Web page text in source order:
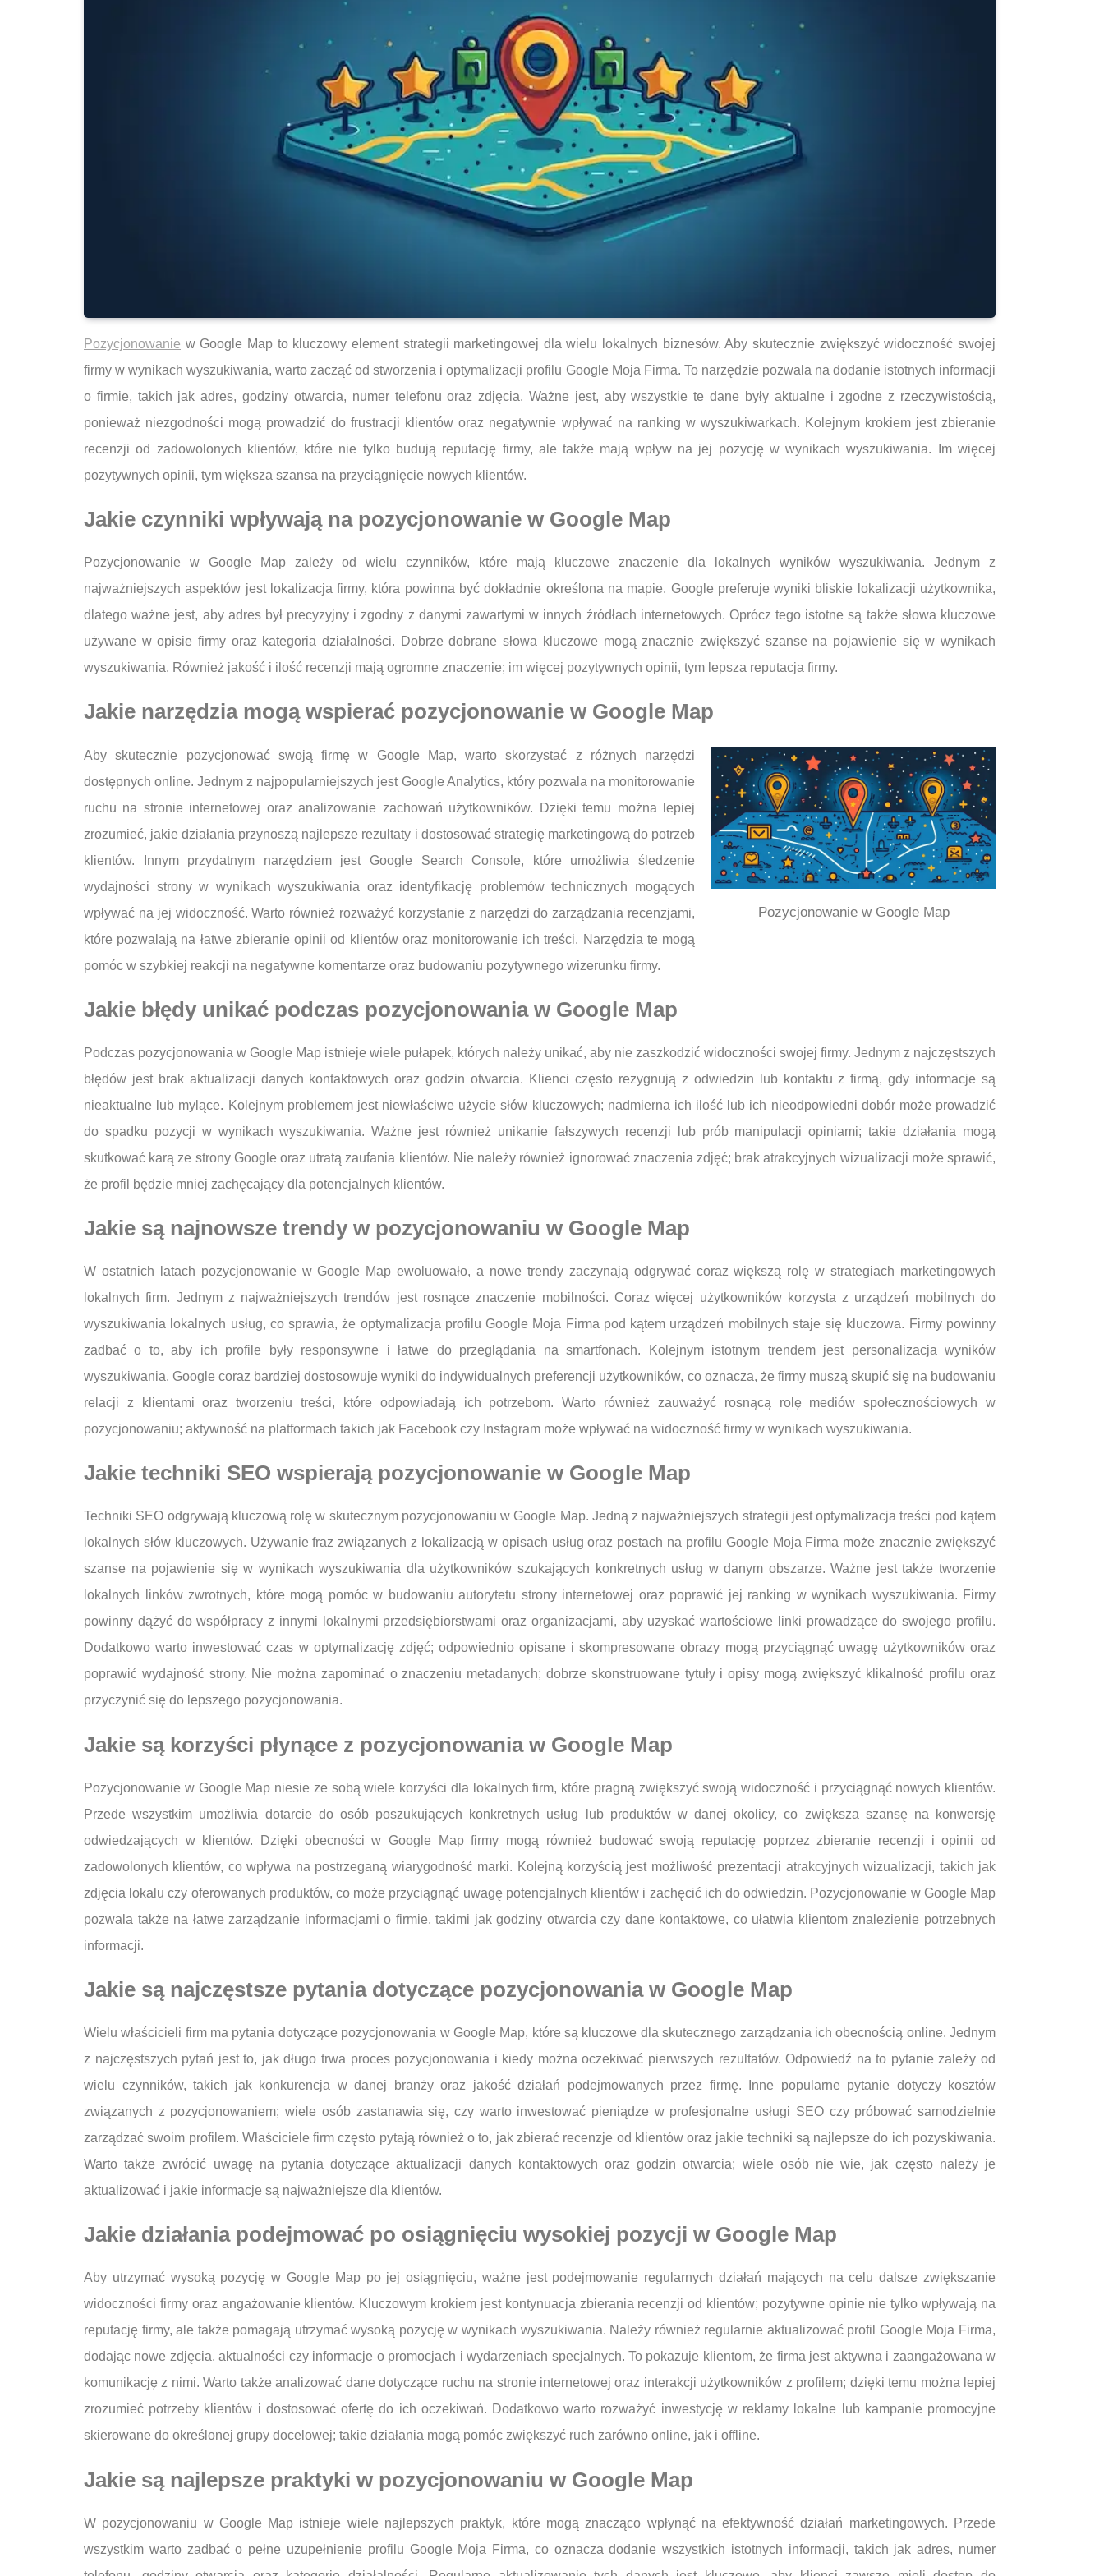
Pozycjonowanie w Google Map to kluczowy element strategii marketingowej dla wielu lokalnych biznesów. Aby skutecznie zwiększyć widoczność swojej
firmy w wynikach wyszukiwania, warto zacząć od stworzenia i optymalizacji profilu Google Moja Firma. To narzędzie pozwala na dodanie istotnych informacji
o firmie, takich jak adres, godziny otwarcia, numer telefonu oraz zdjęcia. Ważne jest, aby wszystkie te dane były aktualne i zgodne z rzeczywistością,
ponieważ niezgodności mogą prowadzić do frustracji klientów oraz negatywnie wpływać na ranking w wyszukiwarkach. Kolejnym krokiem jest zbieranie
recenzji od zadowolonych klientów, które nie tylko budują reputację firmy, ale także mają wpływ na jej pozycję w wynikach wyszukiwania. Im więcej
pozytywnych opinii, tym większa szansa na przyciągnięcie nowych klientów.
Jakie czynniki wpływają na pozycjonowanie w Google Map
Pozycjonowanie w Google Map zależy od wielu czynników, które mają kluczowe znaczenie dla lokalnych wyników wyszukiwania. Jednym z
najważniejszych aspektów jest lokalizacja firmy, która powinna być dokładnie określona na mapie. Google preferuje wyniki bliskie lokalizacji użytkownika,
dlatego ważne jest, aby adres był precyzyjny i zgodny z danymi zawartymi w innych źródłach internetowych. Oprócz tego istotne są także słowa kluczowe
używane w opisie firmy oraz kategoria działalności. Dobrze dobrane słowa kluczowe mogą znacznie zwiększyć szanse na pojawienie się w wynikach
wyszukiwania. Również jakość i ilość recenzji mają ogromne znaczenie; im więcej pozytywnych opinii, tym lepsza reputacja firmy.
Jakie narzędzia mogą wspierać pozycjonowanie w Google Map
Pozycjonowanie w Google Map
Aby skutecznie pozycjonować swoją firmę w Google Map, warto skorzystać z różnych narzędzi
dostępnych online. Jednym z najpopularniejszych jest Google Analytics, który pozwala na monitorowanie
ruchu na stronie internetowej oraz analizowanie zachowań użytkowników. Dzięki temu można lepiej
zrozumieć, jakie działania przynoszą najlepsze rezultaty i dostosować strategię marketingową do potrzeb
klientów. Innym przydatnym narzędziem jest Google Search Console, które umożliwia śledzenie
wydajności strony w wynikach wyszukiwania oraz identyfikację problemów technicznych mogących
wpływać na jej widoczność. Warto również rozważyć korzystanie z narzędzi do zarządzania recenzjami,
które pozwalają na łatwe zbieranie opinii od klientów oraz monitorowanie ich treści. Narzędzia te mogą
pomóc w szybkiej reakcji na negatywne komentarze oraz budowaniu pozytywnego wizerunku firmy.
Jakie błędy unikać podczas pozycjonowania w Google Map
Podczas pozycjonowania w Google Map istnieje wiele pułapek, których należy unikać, aby nie zaszkodzić widoczności swojej firmy. Jednym z najczęstszych
błędów jest brak aktualizacji danych kontaktowych oraz godzin otwarcia. Klienci często rezygnują z odwiedzin lub kontaktu z firmą, gdy informacje są
nieaktualne lub mylące. Kolejnym problemem jest niewłaściwe użycie słów kluczowych; nadmierna ich ilość lub ich nieodpowiedni dobór może prowadzić
do spadku pozycji w wynikach wyszukiwania. Ważne jest również unikanie fałszywych recenzji lub prób manipulacji opiniami; takie działania mogą
skutkować karą ze strony Google oraz utratą zaufania klientów. Nie należy również ignorować znaczenia zdjęć; brak atrakcyjnych wizualizacji może sprawić,
że profil będzie mniej zachęcający dla potencjalnych klientów.
Jakie są najnowsze trendy w pozycjonowaniu w Google Map
W ostatnich latach pozycjonowanie w Google Map ewoluowało, a nowe trendy zaczynają odgrywać coraz większą rolę w strategiach marketingowych
lokalnych firm. Jednym z najważniejszych trendów jest rosnące znaczenie mobilności. Coraz więcej użytkowników korzysta z urządzeń mobilnych do
wyszukiwania lokalnych usług, co sprawia, że optymalizacja profilu Google Moja Firma pod kątem urządzeń mobilnych staje się kluczowa. Firmy powinny
zadbać o to, aby ich profile były responsywne i łatwe do przeglądania na smartfonach. Kolejnym istotnym trendem jest personalizacja wyników
wyszukiwania. Google coraz bardziej dostosowuje wyniki do indywidualnych preferencji użytkowników, co oznacza, że firmy muszą skupić się na budowaniu
relacji z klientami oraz tworzeniu treści, które odpowiadają ich potrzebom. Warto również zauważyć rosnącą rolę mediów społecznościowych w
pozycjonowaniu; aktywność na platformach takich jak Facebook czy Instagram może wpływać na widoczność firmy w wynikach wyszukiwania.
Jakie techniki SEO wspierają pozycjonowanie w Google Map
Techniki SEO odgrywają kluczową rolę w skutecznym pozycjonowaniu w Google Map. Jedną z najważniejszych strategii jest optymalizacja treści pod kątem
lokalnych słów kluczowych. Używanie fraz związanych z lokalizacją w opisach usług oraz postach na profilu Google Moja Firma może znacznie zwiększyć
szanse na pojawienie się w wynikach wyszukiwania dla użytkowników szukających konkretnych usług w danym obszarze. Ważne jest także tworzenie
lokalnych linków zwrotnych, które mogą pomóc w budowaniu autorytetu strony internetowej oraz poprawić jej ranking w wynikach wyszukiwania. Firmy
powinny dążyć do współpracy z innymi lokalnymi przedsiębiorstwami oraz organizacjami, aby uzyskać wartościowe linki prowadzące do swojego profilu.
Dodatkowo warto inwestować czas w optymalizację zdjęć; odpowiednio opisane i skompresowane obrazy mogą przyciągnąć uwagę użytkowników oraz
poprawić wydajność strony. Nie można zapominać o znaczeniu metadanych; dobrze skonstruowane tytuły i opisy mogą zwiększyć klikalność profilu oraz
przyczynić się do lepszego pozycjonowania.
Jakie są korzyści płynące z pozycjonowania w Google Map
Pozycjonowanie w Google Map niesie ze sobą wiele korzyści dla lokalnych firm, które pragną zwiększyć swoją widoczność i przyciągnąć nowych klientów.
Przede wszystkim umożliwia dotarcie do osób poszukujących konkretnych usług lub produktów w danej okolicy, co zwiększa szansę na konwersję
odwiedzających w klientów. Dzięki obecności w Google Map firmy mogą również budować swoją reputację poprzez zbieranie recenzji i opinii od
zadowolonych klientów, co wpływa na postrzeganą wiarygodność marki. Kolejną korzyścią jest możliwość prezentacji atrakcyjnych wizualizacji, takich jak
zdjęcia lokalu czy oferowanych produktów, co może przyciągnąć uwagę potencjalnych klientów i zachęcić ich do odwiedzin. Pozycjonowanie w Google Map
pozwala także na łatwe zarządzanie informacjami o firmie, takimi jak godziny otwarcia czy dane kontaktowe, co ułatwia klientom znalezienie potrzebnych
informacji.
Jakie są najczęstsze pytania dotyczące pozycjonowania w Google Map
Wielu właścicieli firm ma pytania dotyczące pozycjonowania w Google Map, które są kluczowe dla skutecznego zarządzania ich obecnością online. Jednym
z najczęstszych pytań jest to, jak długo trwa proces pozycjonowania i kiedy można oczekiwać pierwszych rezultatów. Odpowiedź na to pytanie zależy od
wielu czynników, takich jak konkurencja w danej branży oraz jakość działań podejmowanych przez firmę. Inne popularne pytanie dotyczy kosztów
związanych z pozycjonowaniem; wiele osób zastanawia się, czy warto inwestować pieniądze w profesjonalne usługi SEO czy próbować samodzielnie
zarządzać swoim profilem. Właściciele firm często pytają również o to, jak zbierać recenzje od klientów oraz jakie techniki są najlepsze do ich pozyskiwania.
Warto także zwrócić uwagę na pytania dotyczące aktualizacji danych kontaktowych oraz godzin otwarcia; wiele osób nie wie, jak często należy je
aktualizować i jakie informacje są najważniejsze dla klientów.
Jakie działania podejmować po osiągnięciu wysokiej pozycji w Google Map
Aby utrzymać wysoką pozycję w Google Map po jej osiągnięciu, ważne jest podejmowanie regularnych działań mających na celu dalsze zwiększanie
widoczności firmy oraz angażowanie klientów. Kluczowym krokiem jest kontynuacja zbierania recenzji od klientów; pozytywne opinie nie tylko wpływają na
reputację firmy, ale także pomagają utrzymać wysoką pozycję w wynikach wyszukiwania. Należy również regularnie aktualizować profil Google Moja Firma,
dodając nowe zdjęcia, aktualności czy informacje o promocjach i wydarzeniach specjalnych. To pokazuje klientom, że firma jest aktywna i zaangażowana w
komunikację z nimi. Warto także analizować dane dotyczące ruchu na stronie internetowej oraz interakcji użytkowników z profilem; dzięki temu można lepiej
zrozumieć potrzeby klientów i dostosować ofertę do ich oczekiwań. Dodatkowo warto rozważyć inwestycję w reklamy lokalne lub kampanie promocyjne
skierowane do określonej grupy docelowej; takie działania mogą pomóc zwiększyć ruch zarówno online, jak i offline.
Jakie są najlepsze praktyki w pozycjonowaniu w Google Map
W pozycjonowaniu w Google Map istnieje wiele najlepszych praktyk, które mogą znacząco wpłynąć na efektywność działań marketingowych. Przede
wszystkim warto zadbać o pełne uzupełnienie profilu Google Moja Firma, co oznacza dodanie wszystkich istotnych informacji, takich jak adres, numer